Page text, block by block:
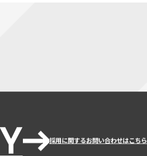
採用に関するお問い合わせはこちら